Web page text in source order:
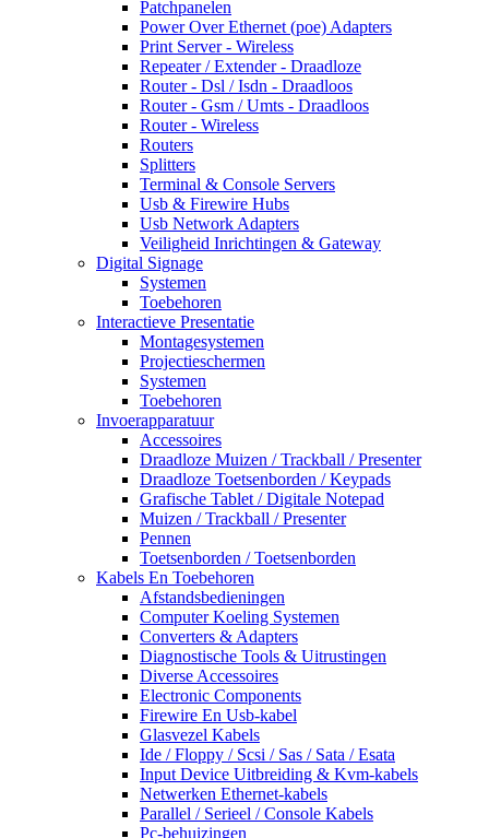
Patchpanelen
Power Over Ethernet (poe) Adapters
Print Server - Wireless
Repeater / Extender - Draadloze
Router - Dsl / Isdn - Draadloos
Router - Gsm / Umts - Draadloos
Router - Wireless
Routers
Splitters
Terminal & Console Servers
Usb & Firewire Hubs
Usb Network Adapters
Veiligheid Inrichtingen & Gateway
Digital Signage
Systemen
Toebehoren
Interactieve Presentatie
Montagesystemen
Projectieschermen
Systemen
Toebehoren
Invoerapparatuur
Accessoires
Draadloze Muizen / Trackball / Presenter
Draadloze Toetsenborden / Keypads
Grafische Tablet / Digitale Notepad
Muizen / Trackball / Presenter
Pennen
Toetsenborden / Toetsenborden
Kabels En Toebehoren
Afstandsbedieningen
Computer Koeling Systemen
Converters & Adapters
Diagnostische Tools & Uitrustingen
Diverse Accessoires
Electronic Components
Firewire En Usb-kabel
Glasvezel Kabels
Ide / Floppy / Scsi / Sas / Sata / Esata
Input Device Uitbreiding & Kvm-kabels
Netwerken Ethernet-kabels
Parallel / Serieel / Console Kabels
Pc-behuizingen